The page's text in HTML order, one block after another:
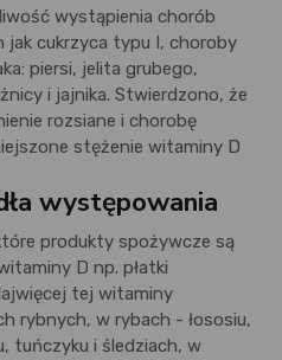
wystąpienia chorób
cukrzyca typu I, choroby
piersi, jelita grubego,
i jajnika. Stwierdzono, że
rozsiane i chorobę
stężenie witaminy D
występowania
produkty spożywcze są
D np. płatki
tej witaminy
rybnych, w rybach - łososiu,
tuńczyku i śledziach, w